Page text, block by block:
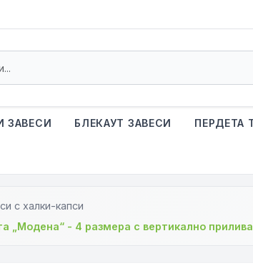
ЗАВЕСИ БЛЕКАУТ ЗАВЕСИ ПЕРДЕТА
с халки-капси
„Модена“ - 4 размера с вертикално